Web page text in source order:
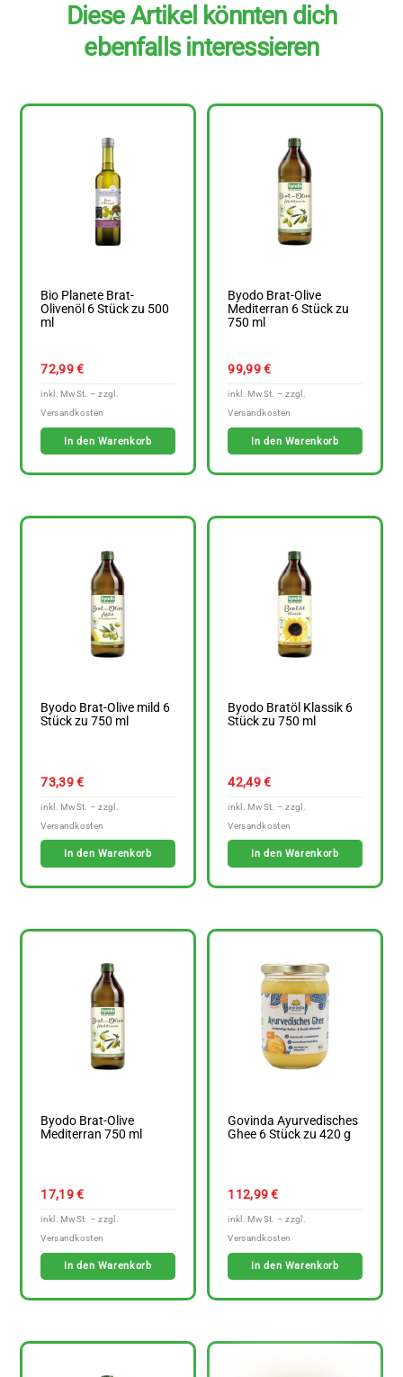
Diese Artikel könnten dich
ebenfalls interessieren
Bio Planete Brat-
Olivenöl 6 Stück zu 500
ml
72,99€
In den Warenkorb
Byodo Brat-Olive
Mediterran 6 Stück zu
750 ml
99,99€
In den Warenkorb
Byodo Brat-Olive mild 6
Stück zu 750 ml
73,39€
In den Warenkorb
Byodo Bratöl Klassik 6
Stück zu 750 ml
42,49€
In den Warenkorb
Byodo Brat-Olive
Mediterran 750 ml
17,19€
In den Warenkorb
Govinda Ayurvedisches
Ghee 6 Stück zu 420 g
112,99€
In den Warenkorb